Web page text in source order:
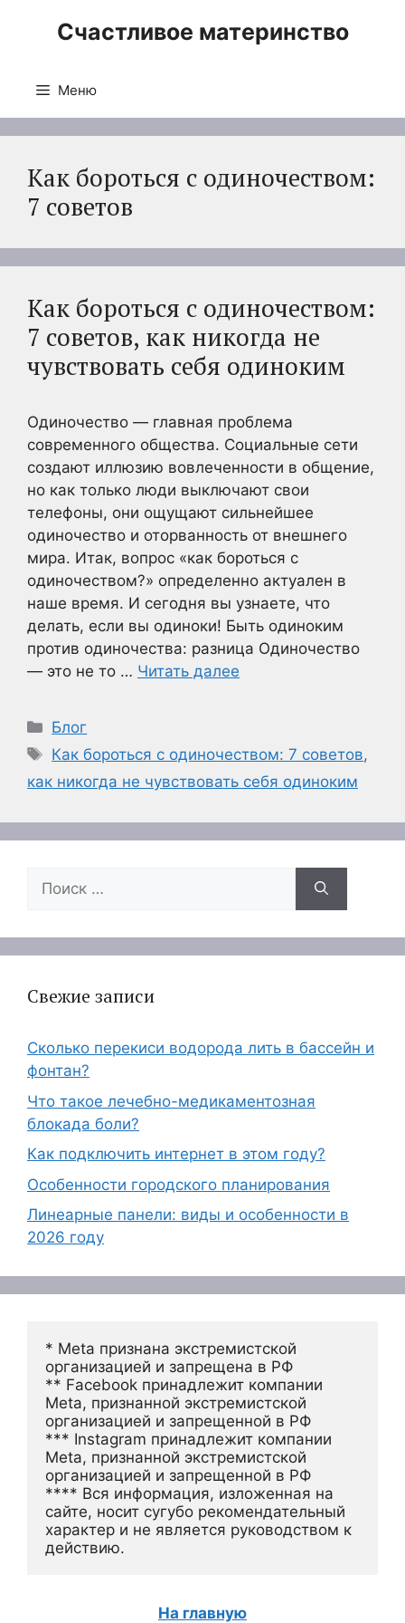
Счастливое материнство
Меню
Как бороться с одиночеством:
7 советов
Как бороться с одиночеством:
7 советов, как никогда не
чувствовать себя одиноким
Одиночество — главная проблема
современного общества. Социальные сети
создают иллюзию вовлеченности в общение,
но как только люди выключают свои
телефоны, они ощущают сильнейшее
одиночество и оторванность от внешнего
мира. Итак, вопрос «как бороться с
одиночеством?» определенно актуален в
наше время. И сегодня вы узнаете, что
делать, если вы одиноки! Быть одиноким
против одиночества: разница Одиночество
— это не то … Читать далее
Рубрики
Блог
Метки
Как бороться с одиночеством: 7 советов,
как никогда не чувствовать себя одиноким
Поиск:
Свежие записи
Сколько перекиси водорода лить в бассейн и
фонтан?
Что такое лечебно-медикаментозная
блокада боли?
Как подключить интернет в этом году?
Особенности городского планирования
Линеарные панели: виды и особенности в
2026 году
* Meta признана экстремистской
организацией и запрещена в РФ
** Facebook принадлежит компании
Meta, признанной экстремистской
организацией и запрещенной в РФ
*** Instagram принадлежит компании
Meta, признанной экстремистской
организацией и запрещенной в РФ
**** Вся информация, изложенная на
сайте, носит сугубо рекомендательный
характер и не является руководством к
действию.
На главную